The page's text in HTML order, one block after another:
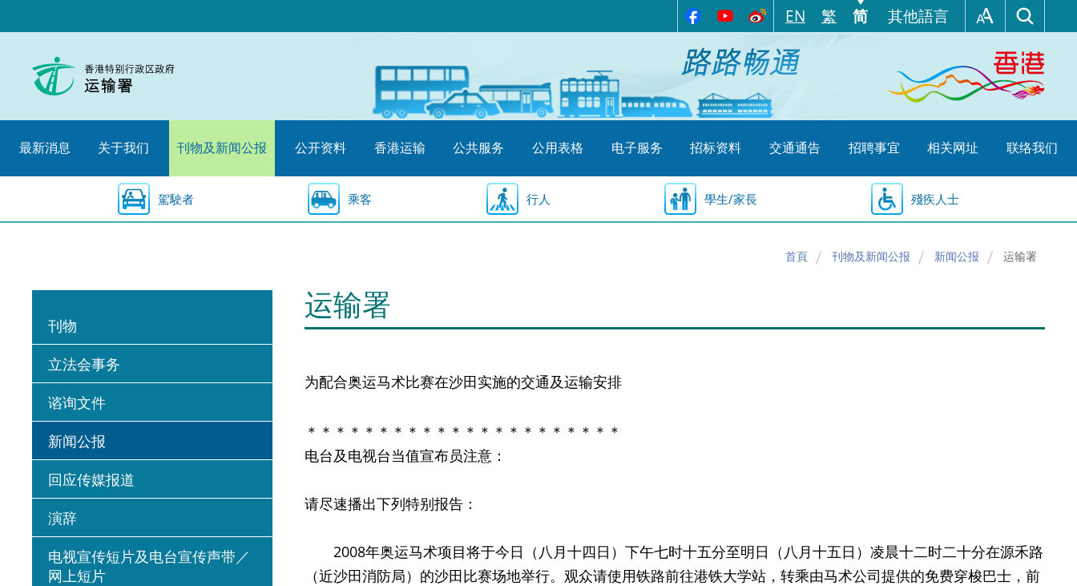
至
始
EN 繁 简 其他語言
最新消息 关于我们 刊物及新闻公报 公开资料 香港运输 公共服务 公用表格 电子服务 招标资料 交通通告 招聘事宜 相关网址 联络我们
駕駛者 乘客 行人 學生/家長 殘疾人士
首頁 刊物及新闻公报 新闻公报 运输署
刊物
立法会事务
谘询文件
新闻公报
回应传媒报道
演辞
电视宣传短片及电台宣传声带／
网上短片
运输署
为配合奥运马术比赛在沙田实施的交通及运输安排
＊＊＊＊＊＊＊＊＊＊＊＊＊＊＊＊＊＊＊＊＊＊
电台及电视台当值宣布员注意：
请尽速播出下列特别报告：
2008年奥运马术项目将于今日（八月十四日）下午七时十五分至明日（八月十五日）凌晨十二时二十分在源禾路
（近沙田消防局）的沙田比赛场地举行。观众请使用铁路前往港铁大学站，转乘由马术公司提供的免费穿梭巴士，前